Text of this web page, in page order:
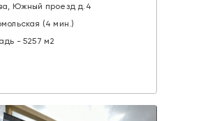
Южный проезд д.4
(4 мин.)
- 5257 м2